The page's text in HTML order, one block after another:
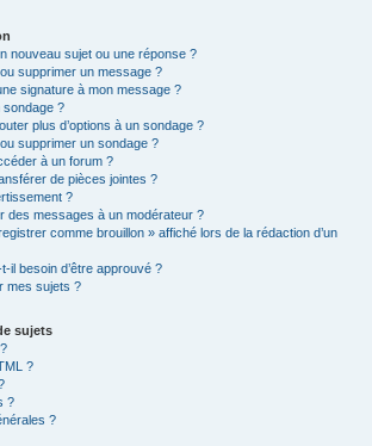
nouveau sujet ou une réponse ?
supprimer un message ?
signature à mon message ?
sondage ?
plus d’options à un sondage ?
supprimer un sondage ?
à un forum ?
de pièces jointes ?
?
des messages à un modérateur ?
comme brouillon » affiché lors de la rédaction d’un
il besoin d’être approuvé ?
mes sujets ?
sujets
?
?
?